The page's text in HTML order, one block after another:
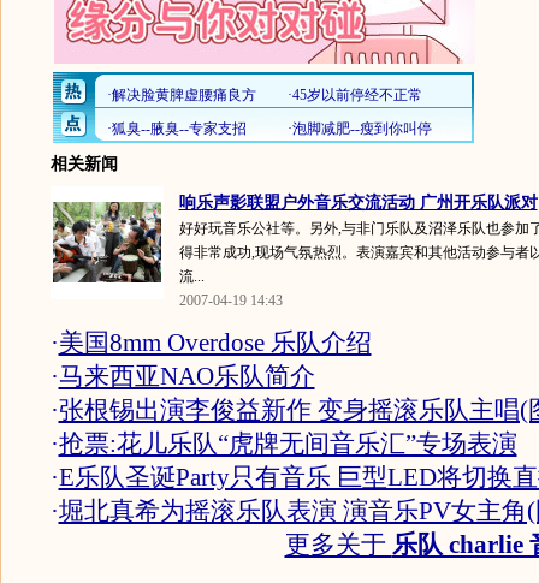
相关新闻
响乐声影联盟户外音乐交流活动 广州开乐队派对
好好玩音乐公社等。另外,与非门乐队及沼泽乐队也参加
得非常成功,现场气氛热烈。表演嘉宾和其他活动参与者
流...
2007-04-19 14:43
·美国8mm Overdose 乐队介绍
·马来西亚NAO乐队简介
·张根锡出演李俊益新作 变身摇滚乐队主唱(
·抢票:花儿乐队“虎牌无间音乐汇”专场表演
·E乐队圣诞Party只有音乐 巨型LED将切换
·堀北真希为摇滚乐队表演 演音乐PV女主角
更多关于 乐队 charlie